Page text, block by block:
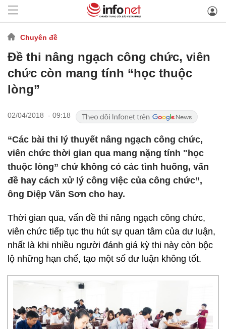
Chuyên đề
Đề thi nâng ngạch công chức, viên
chức còn mang tính “học thuộc
lòng”
02/04/2018 - 09:18
“Các bài thi lý thuyết nâng ngạch công chức,
viên chức thời gian qua mang nặng tính "học
thuộc lòng” chứ không có các tình huống, vấn
đề hay cách xử lý công việc của công chức”,
ông Diệp Văn Sơn cho hay.
Thời gian qua, vấn đề thi nâng ngạch công chức,
viên chức tiếp tục thu hút sự quan tâm của dư luận,
nhất là khi nhiều người đánh giá kỳ thi này còn bộc
lộ những hạn chế, tạo một số dư luận không tốt.